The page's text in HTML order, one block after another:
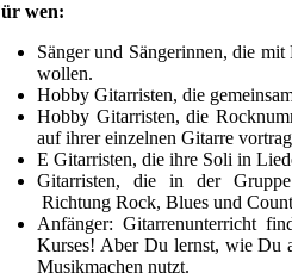
wen:
Sänger und Sängerinnen, die
wollen.
Hobby Gitarristen, die
Hobby Gitarristen, die
auf ihrer einzelnen Gitarre
E Gitarristen, die ihre Soli in
Gitarristen, die in der Gruppe
Richtung Rock, Blues und
Anfänger: Gitarrenunterricht
Kurses! Aber Du lernst, wie Du
Musikmachen nutzt.